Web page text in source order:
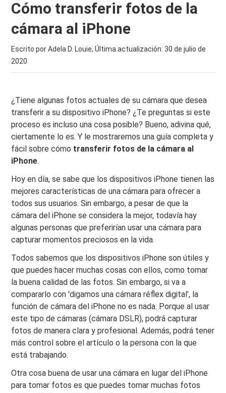
Cómo transferir fotos de la
cámara al iPhone
Escrito por Adela D. Louie, Última actualización:30 de julio de
2020
¿Tiene algunas fotos actuales de su cámara que desea
transferir a su dispositivo iPhone? ¿Te preguntas si este
proceso es incluso una cosa posible? Bueno, adivina qué,
ciertamente lo es. Y le mostraremos una guía completa y
fácil sobre cómo transferir fotos de la cámara al
iPhone.
Hoy en día, se sabe que los dispositivos iPhone tienen las
mejores características de una cámara para ofrecer a
todos sus usuarios. Sin embargo, a pesar de que la
cámara del iPhone se considera la mejor, todavía hay
algunas personas que preferirían usar una cámara para
capturar momentos preciosos en la vida.
Todos sabemos que los dispositivos iPhone son útiles y
que puedes hacer muchas cosas con ellos, como tomar
la buena calidad de las fotos. Sin embargo, si va a
compararlo con 'digamos una cámara réflex digital', la
función de cámara del iPhone no es nada. Porque al usar
este tipo de cámaras (cámara DSLR), podrá capturar
fotos de manera clara y profesional. Además, podrá tener
más control sobre el artículo o la persona con la que
está trabajando.
Otra cosa buena de usar una cámara en lugar del iPhone
para tomar fotos es que puedes tomar muchas fotos